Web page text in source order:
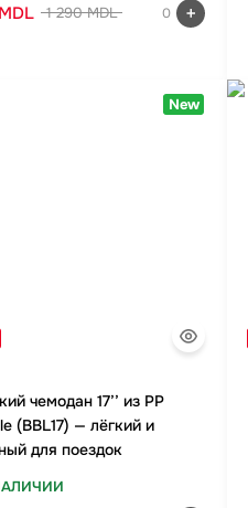
1 290 MDL 0
New
чемодан 17’’ из PP
(BBL17) — лёгкий и
для поездок